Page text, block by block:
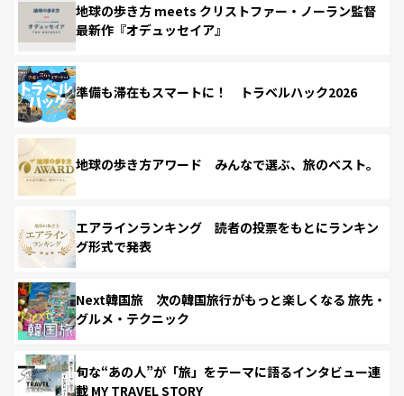
地球の歩き方 meets クリストファー・ノーラン監督
最新作『オデュッセイア』
準備も滞在もスマートに！ トラベルハック2026
地球の歩き方アワード みんなで選ぶ、旅のベスト。
エアラインランキング 読者の投票をもとにランキン
グ形式で発表
Next韓国旅 次の韓国旅行がもっと楽しくなる 旅先・
グルメ・テクニック
旬な“あの人”が「旅」をテーマに語るインタビュー連
載 MY TRAVEL STORY